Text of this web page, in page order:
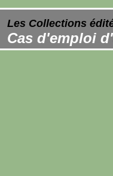
Les Collections
Cas d'emploi